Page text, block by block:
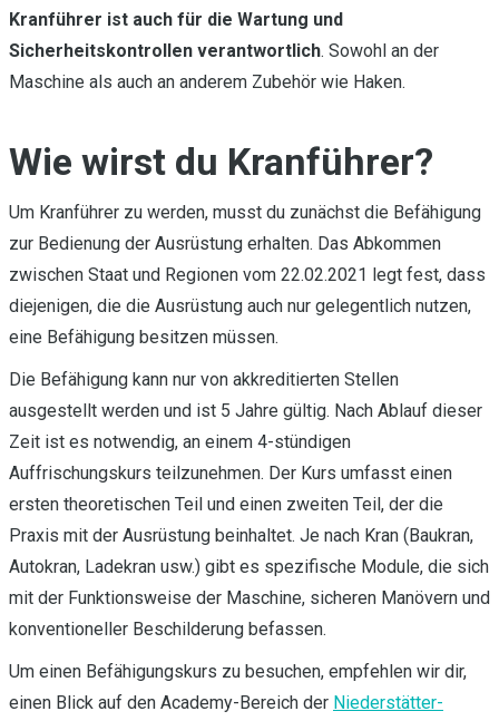
Kranführer ist auch für die Wartung und
Sicherheitskontrollen verantwortlich. Sowohl an der
Maschine als auch an anderem Zubehör wie Haken.
Wie wirst du Kranführer?
Um Kranführer zu werden, musst du zunächst die Befähigung
zur Bedienung der Ausrüstung erhalten. Das Abkommen
zwischen Staat und Regionen vom 22.02.2021 legt fest, dass
diejenigen, die die Ausrüstung auch nur gelegentlich nutzen,
eine Befähigung besitzen müssen.
Die Befähigung kann nur von akkreditierten Stellen
ausgestellt werden und ist 5 Jahre gültig. Nach Ablauf dieser
Zeit ist es notwendig, an einem 4-stündigen
Auffrischungskurs teilzunehmen. Der Kurs umfasst einen
ersten theoretischen Teil und einen zweiten Teil, der die
Praxis mit der Ausrüstung beinhaltet. Je nach Kran (Baukran,
Autokran, Ladekran usw.) gibt es spezifische Module, die sich
mit der Funktionsweise der Maschine, sicheren Manövern und
konventioneller Beschilderung befassen.
Um einen Befähigungskurs zu besuchen, empfehlen wir dir,
einen Blick auf den Academy-Bereich der Niederstätter-